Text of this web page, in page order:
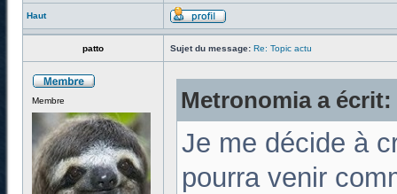
Haut
patto Sujet du message: Re: Topic actu
Membre Metronomia a écrit:
Je me décide à
pourra venir